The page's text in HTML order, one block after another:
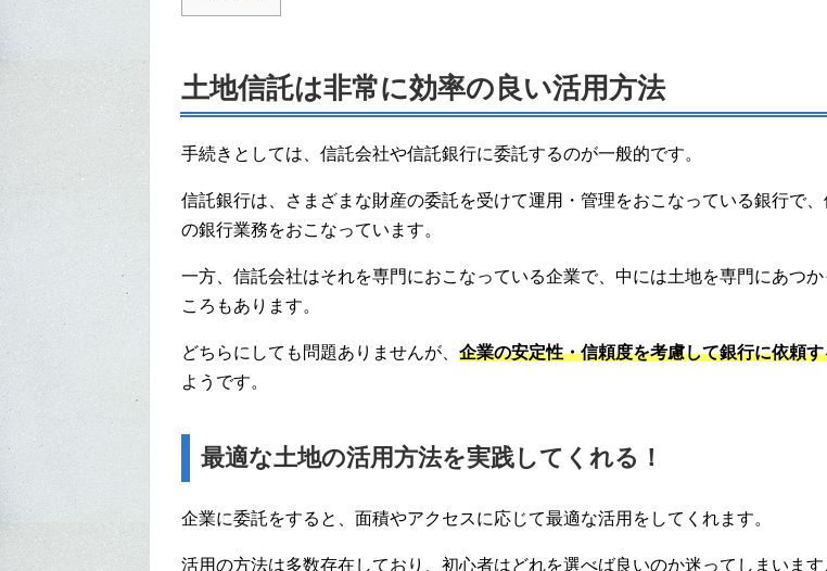
土地信託は非常に効率の良い活用方法
手続きとしては、信託会社や信託銀行に委託するのが一般的です。
信託銀行は、さまざまな財産の委託を受けて運用・管理をおこなっている銀行で、
の銀行業務をおこなっています。
一方、信託会社はそれを専門におこなっている企業で、中には土地を専門にあつか
ころもあります。
どちらにしても問題ありませんが、 企業の安定性・信頼度を考慮して銀行に依頼
ようです。
最適な土地の活用方法を実践してくれる！
企業に委託をすると、面積やアクセスに応じて最適な活用をしてくれます。
活用の方法は多数存在しており、初心者はどれを選べば良いのか迷ってしまいます